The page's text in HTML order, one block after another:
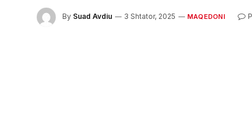
By Suad Avdiu 3 Shtator, 2025 MAQEDONI